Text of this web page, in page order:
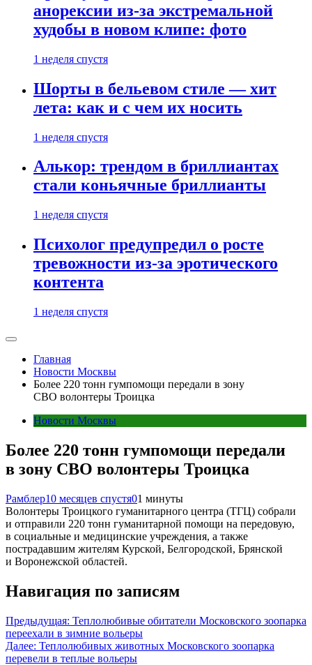
анорексии из-за экстремальной
худобы в новом клипе: фото
1 неделя спустя
Шорты в бельевом стиле — хит
лета: как и с чем их носить
1 неделя спустя
Алькор: трендом в бриллиантах
стали коньячные бриллианты
1 неделя спустя
Психолог предупредил о росте
тревожности из-за эротического
контента
1 неделя спустя
Главная
Новости Москвы
Более 220 тонн гумпомощи передали в зону
СВО волонтеры Троицка
Новости Москвы
Более 220 тонн гумпомощи передали
в зону СВО волонтеры Троицка
Рамблер10 месяцев спустя01 минуты
Волонтеры Троицкого гуманитарного центра (ТГЦ) собрали
и отправили 220 тонн гуманитарной помощи на передовую,
в социальные и медицинские учреждения, а также
пострадавшим жителям Курской, Белгородской, Брянской
и Воронежской областей.
Навигация по записям
Предыдущая: Теплолюбивые обитатели Московского зоопарка
переехали в зимние вольеры
Далее: Теплолюбивых животных Московского зоопарка
перевели в теплые вольеры